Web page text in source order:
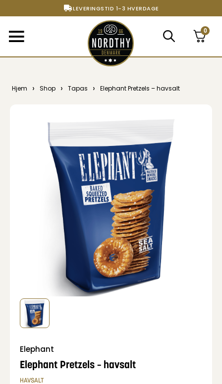
LEVERINGSTID 1-3 HVERDAGE
FRI FRAGT FRA 299,- TIL PAKKESHOP
STORT UDVALG AF ALT DET BEDSTE
0
Hjem › Shop › Tapas › Elephant Pretzels – havsalt
Elephant
Elephant Pretzels – havsalt
HAVSALT